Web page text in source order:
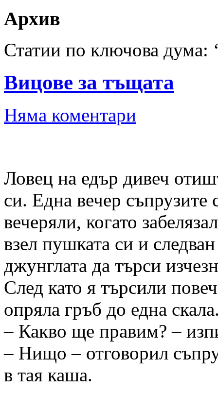
Архив
Статии по ключова дума:
Вицове за тъщата
Няма коментари
Ловец на едър дивеч
си. Една вечер съпрузите
вечеряли, когато
взел пушката си и
джунглата да търси
След като я търсили
опряла гръб до една
– Какво ще правим? –
– Нищо – отговорил
в тая каша.